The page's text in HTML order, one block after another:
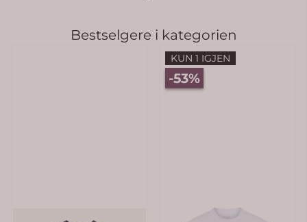
Bestselgere i kategorien
KUN 1 IGJEN
-53%